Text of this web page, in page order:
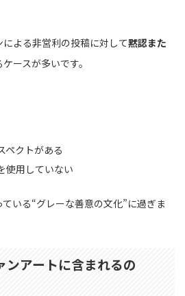
よる非営利の投稿に対して黙認また
ースが多いです。
ペクトがある
使用していない
いる“グレーな善意の文化”に過ぎま
アートに含まれるの